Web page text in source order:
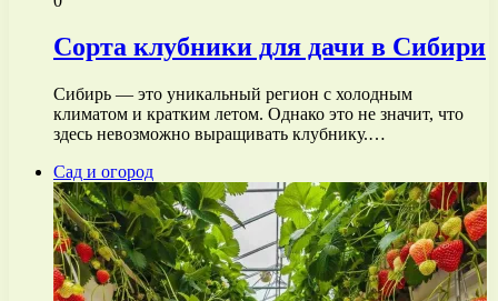
Сорта клубники для дачи в Сибири
Сибирь — это уникальный регион с холодным
климатом и кратким летом. Однако это не значит, что
здесь невозможно выращивать клубнику.…
Сад и огород